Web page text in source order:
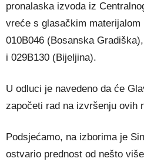
pronalaska izvoda iz
vreće s glasačkim
010B046 (Bosanska
i 029B130 (Bijeljina).
U odluci je navedeno da će
započeti rad na izvršenju ovih
Podsjećamo, na izborima je
ostvario prednost od nešto